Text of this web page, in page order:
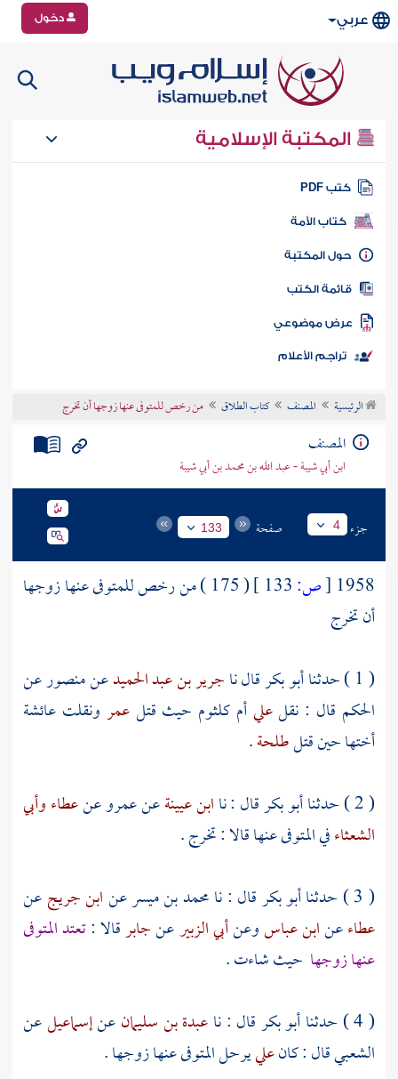
عربي دخول
المكتبة الإسلامية
كتب PDF
كتاب الأمة
المكتبة
الكتب
موضوعي
تراجم الأعلام
الرئيسية المصنف كتاب الطلاق من رخص للمتوفى عنها زوجها أن تخرج
المصنف
ابن أبي شيبة - عبد الله بن محمد بن أبي شيبة
جزء 4 صفحة 133
1958
[ص:
( 175 ) من رخص للمتوفى عنها زوجها
أن تخرج
( 1 ) حدثنا
أبو بكرقال ناجرير بن عبد الحميدعنمنصورعن
الحكم قال : نقلعليأم كلثوم حيث قتلعمر ونقلت عائشة
أختها حين قتلطلحة.
( 2 ) حدثنا
أبو بكرقال : ناابن عيينةعنعمروعنعطاءوأبي
الشعثاءفي المتوفى عنها قالا : تخرج .
( 3 ) حدثنا
أبو بكرقال : نامحمد بن ميسرعنابن جريجعن
عطاءعنابن عباسوعنأبي الزبيرعنجابرقالا :تعتد المتوفى
عنها زوجها حيث شاءت .
( 4 ) حدثنا
أبو بكرقال : ناعبدة بن سليمانعنإسماعيلعن
الشعبيقال : كانعلييرحل المتوفى عنها زوجها .